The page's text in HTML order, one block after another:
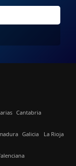
Cantabria
Galicia La Rioja